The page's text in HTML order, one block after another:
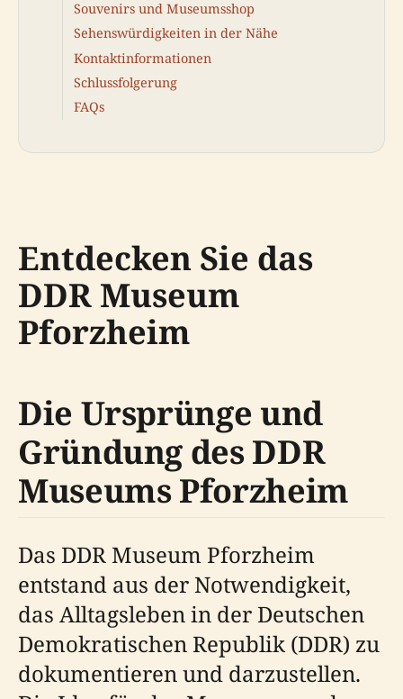
Souvenirs und Museumsshop
Sehenswürdigkeiten in der Nähe
Kontaktinformationen
Schlussfolgerung
FAQs
Entdecken Sie das
DDR Museum
Pforzheim
Die Ursprünge und
Gründung des DDR
Museums Pforzheim
Das DDR Museum Pforzheim
entstand aus der Notwendigkeit,
das Alltagsleben in der Deutschen
Demokratischen Republik (DDR) zu
dokumentieren und darzustellen.